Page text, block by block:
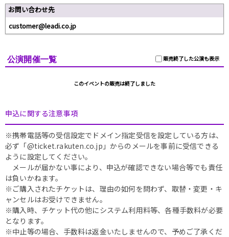
お問い合わせ先
customer@leadi.co.jp
販売終了した公演も表示
公演開催一覧
このイベントの販売は終了しました
申込に関する注意事項
※携帯電話等の受信設定でドメイン指定受信を設定している方は、
必ず「@ticket.rakuten.co.jp」からのメールを事前に受信できる
ように設定してください。
メールが届かない事により、申込が確認できない場合等でも責任
は負いかねます。
※ご購入されたチケットは、理由の如何を問わず、取替・変更・キ
ャンセルはお受けできません。
※購入時、チケット代の他にシステム利用料等、各種手数料が必要
となります。
※中止等の場合、手数料は返金いたしませんので、予めご了承くだ